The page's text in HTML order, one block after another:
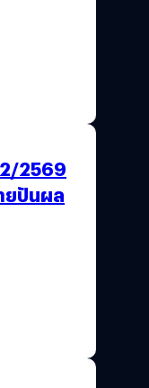
2569
ยปันผล